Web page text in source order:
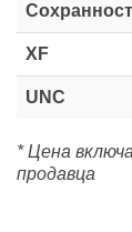
XF
UNC
* Цена
продавца